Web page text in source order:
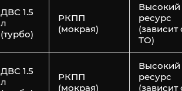
ДВС 1.5
л
(турбо)
РКПП
(мокрая)
Высокий
ресурс
(зависит
ТО)
ДВС 1.5
л
РКПП
(мокрая)
Высокий
ресурс
(зависит